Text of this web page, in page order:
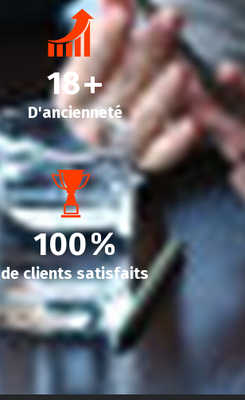
18+
D'ancienneté
100%
de clients satisfaits